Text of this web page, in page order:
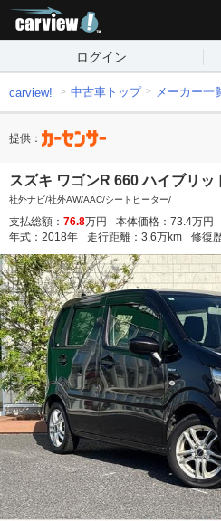
ログイン
carview! 中古車トップ メーカー一
提供：
スズキ ワゴンR 660 ハイブリッ
社外ナビ/社外AW/AAC/シートヒーター/
支払総額： 76.8万円 本体価格： 73.4万円
年式： 2018年 走行距離： 3.6万km 修復